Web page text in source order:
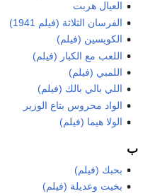
العيال هربت
الفرسان الثلاثة (فيلم 1941)
الكويسين (فيلم)
اللعب مع الكبار (فيلم)
اللمبي (فيلم)
اللي بالي بالك (فيلم)
الواد محروس بتاع الوزير
الولا هيما (فيلم)
ب
بحبك (فيلم)
بخيت وعديلة (فيلم)